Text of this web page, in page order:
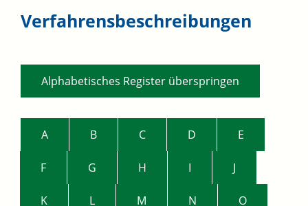
Verfahrensbeschreibungen
Alphabetisches Register überspringen
A B C D E
F G H I J
K L M N O